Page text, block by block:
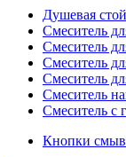
Душевая
Смеситель
Смеситель
Смеситель
Смеситель
Смеситель
Смеситель с
Кнопки